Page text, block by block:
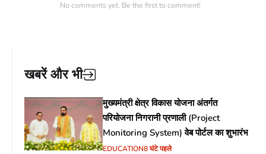
No comments yet. Be the first to comment!
खबरें और भी
मुख्यमंत्री क्षेत्र विकास योजना अंतर्गत
परियोजना निगरानी प्रणाली (Project
Monitoring System) वेब पोर्टल का शुभारंभ
EDUCATION8 घंटे पहले